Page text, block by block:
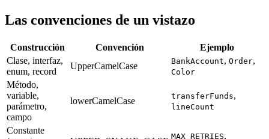
Las convenciones de un vistazo
Construcción Convención
Ejemplo
Clase, interfaz,
enum, record
UpperCamelCase BankAccount, Order,
Color
Método,
variable,
parámetro,
campo
lowerCamelCase transferFunds,
lineCount
Constante
MAX_RETRIES,